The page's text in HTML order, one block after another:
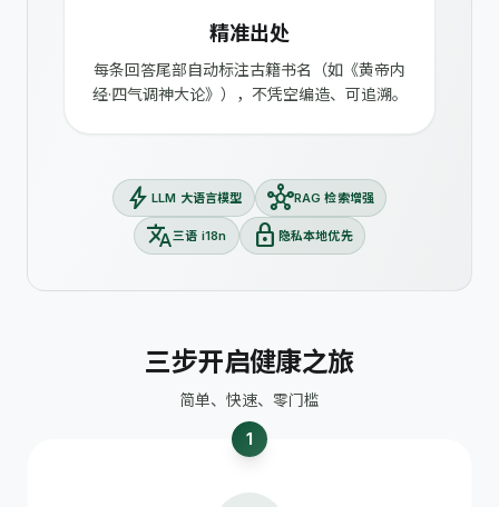
精准出处
每条回答尾部自动标注古籍书名（如《黄帝内
经·四气调神大论》），不凭空编造、可追溯。
bolt LLM 大语言模型 hubRAG 检索增强
translate三语 i18n lock 隐私本地优先
三步开启健康之旅
简单、快速、零门槛
1